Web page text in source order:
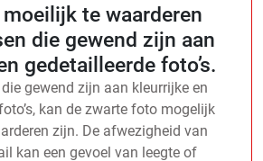
te waarderen
die gewend zijn aan
gedetailleerde foto’s.
gewend zijn aan kleurrijke en
kan de zwarte foto mogelijk
zijn. De afwezigheid van
kan een gevoel van leegte of